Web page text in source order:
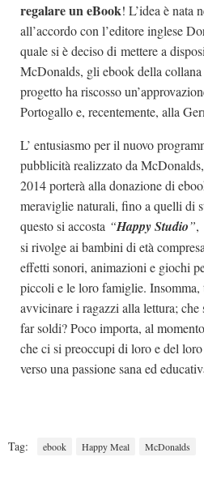
regalare un eBook! L’idea è nata
all’accordo con l’editore inglese
quale si è deciso di mettere a
McDonalds, gli ebook della collana
progetto ha riscosso
Portogallo e, recentemente, alla
L’ entusiasmo per il nuovo
pubblicità realizzato da
2014 porterà alla donazione di
meraviglie naturali, fino a quelli di
questo si accosta “Happy Studio”,
si rivolge ai bambini di età
effetti sonori, animazioni e giochi
piccoli e le loro famiglie. Insomma,
avvicinare i ragazzi alla lettura; che
far soldi? Poco importa, al
che ci si preoccupi di loro e del
verso una passione sana ed
Tag: ebook Happy Meal McDonalds